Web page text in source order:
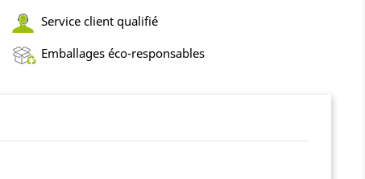
Service client qualifié
Emballages éco-responsables